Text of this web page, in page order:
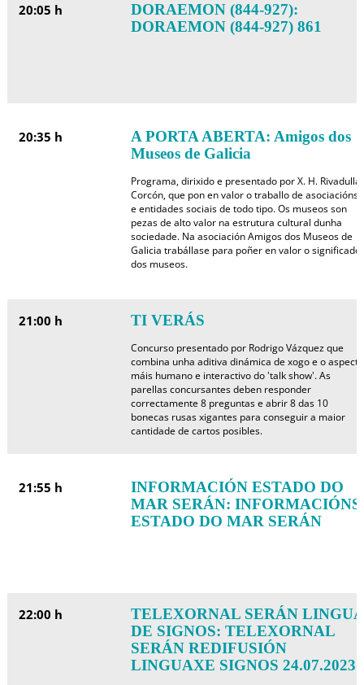
20:05 h
DORAEMON (844-927):
DORAEMON (844-927) 861
20:35 h
A PORTA ABERTA: Amigos dos
Museos de Galicia
Programa, dirixido e presentado por X. H. Rivadulla
Corcón, que pon en valor o traballo de asociacións
e entidades sociais de todo tipo. Os museos son
pezas de alto valor na estrutura cultural dunha
sociedade. Na asociación Amigos dos Museos de
Galicia trabállase para poñer en valor o significado
dos museos.
21:00 h TI VERÁS
Concurso presentado por Rodrigo Vázquez que
combina unha aditiva dinámica de xogo e o aspecto
máis humano e interactivo do 'talk show'. As
parellas concursantes deben responder
correctamente 8 preguntas e abrir 8 das 10
bonecas rusas xigantes para conseguir a maior
cantidade de cartos posibles.
21:55 h
INFORMACIÓN ESTADO DO
MAR SERÁN: INFORMACIÓNS
ESTADO DO MAR SERÁN
22:00 h
TELEXORNAL SERÁN LINGUA
DE SIGNOS: TELEXORNAL
SERÁN REDIFUSIÓN
LINGUAXE SIGNOS 24.07.2023